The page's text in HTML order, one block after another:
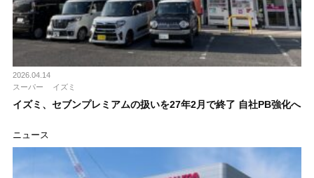
2026.04.14
スーパー
イズミ
イズミ、セブンプレミアムの扱いを27年2月で終了 自社PB強化へ
ニュース